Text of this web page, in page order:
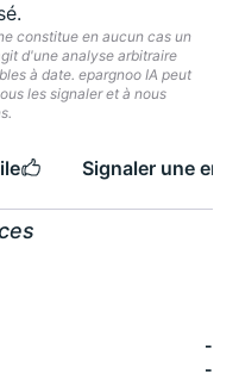
constitue en aucun cas un
d'une analyse arbitraire
à date. epargnoo IA peut
les signaler et à nous
Signaler une
-